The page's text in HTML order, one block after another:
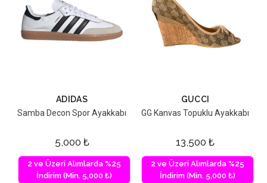
ADIDAS
Samba Decon Spor Ayakkabı
5,000 ₺
2 ve Üzeri Alımlarda %25
İndirim (Min. 5,000 ₺)
GUCCI
GG Kanvas Topuklu Ayakkabı
13,500 ₺
2 ve Üzeri Alımlarda %25
İndirim (Min. 5,000 ₺)